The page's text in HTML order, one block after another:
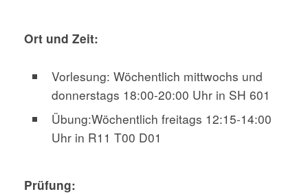
Ort und Zeit:
Vorlesung: Wöchentlich mittwochs und
donnerstags 18:00-20:00 Uhr in SH 601
Übung:Wöchentlich freitags 12:15-14:00
Uhr in R11 T00 D01
Prüfung: